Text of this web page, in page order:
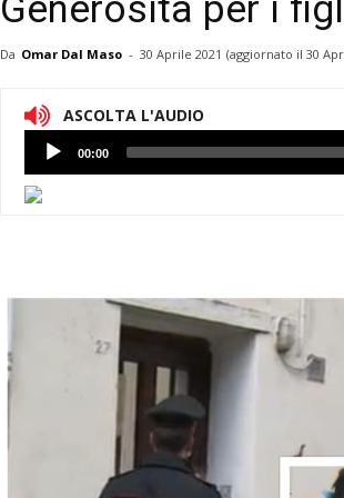
Generosità per i
Da Omar Dal Maso - 30 Aprile 2021 (aggiornato il 30
ASCOLTA L'AUDIO
Lettore
Audio
00:00